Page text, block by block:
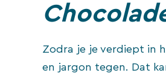
Zodra je je verdiept in
en jargon tegen. Dat